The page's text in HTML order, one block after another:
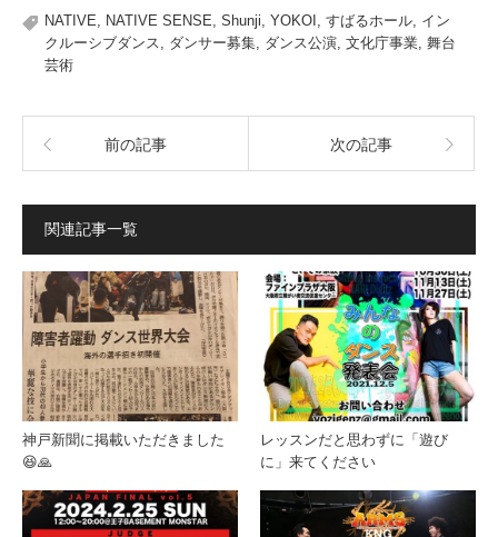
NATIVE
NATIVE SENSE Shunji YOKOI すばるホール イン
クルーシブダンス
ダンサー募集 ダンス公演 文化庁事業 舞台
芸術
前の記事 次の記事
関連記事一覧
神戸新聞に掲載いただきました
😆🙏
レッスンだと思わずに「遊び
に」来てください